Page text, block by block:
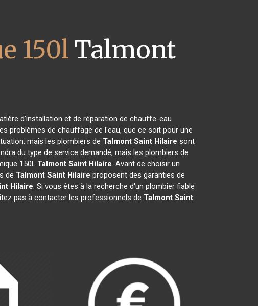
150l Talmont
d'installation et de réparation de chauffe-eau
problèmes de chauffage de l'eau, que ce soit pour une
mais les plombiers de Talmont Saint Hilaire sont
du type de service demandé, mais les plombiers de
150L Talmont Saint Hilaire. Avant de choisir un
de Talmont Saint Hilaire proposent des garanties de
Hilaire. Si vous êtes à la recherche d'un plombier fiable
pas à contacter les professionnels de Talmont Saint